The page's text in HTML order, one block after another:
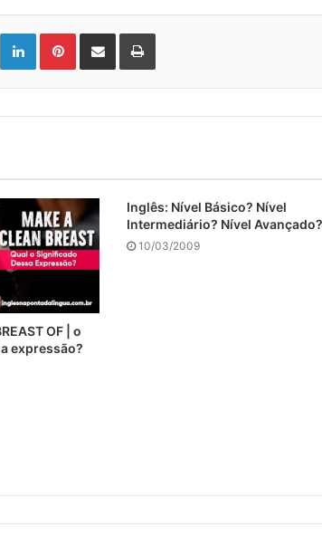
LinkedinPinterest
Compartilhar via e-mail Imprimir
OF | o
expressão?
Inglês: Nível Básico? Nível
Intermediário? Nível Avançado?
10/03/2009